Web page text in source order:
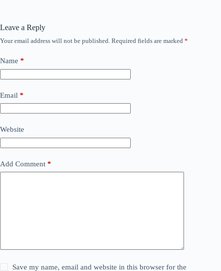
Leave a Reply
Your email address will not be published. Required fields are marked *
Name *
Email *
Website
Add Comment *
Save my name, email and website in this browser for the